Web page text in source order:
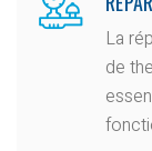
La
de